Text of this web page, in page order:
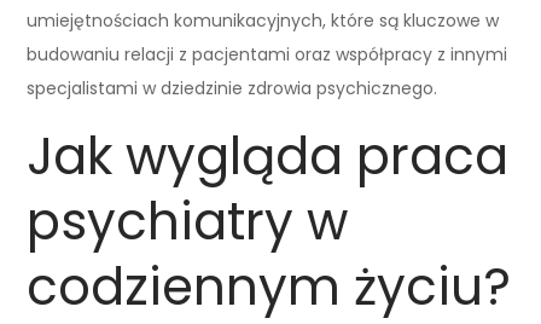
umiejętnościach komunikacyjnych, które są kluczowe w
budowaniu relacji z pacjentami oraz współpracy z innymi
specjalistami w dziedzinie zdrowia psychicznego.
Jak wygląda praca
psychiatry w
codziennym życiu?